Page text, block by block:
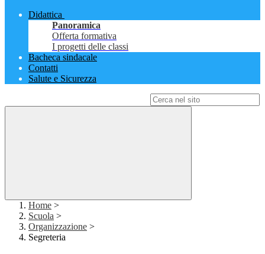
Didattica
Panoramica
Offerta formativa
I progetti delle classi
Bacheca sindacale
Contatti
Salute e Sicurezza
Home >
Scuola >
Organizzazione >
Segreteria